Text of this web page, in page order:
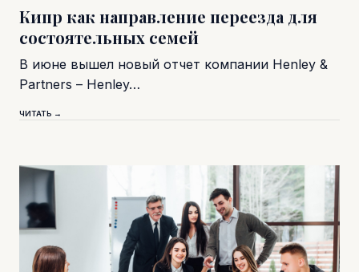
Кипр как направление переезда для
состоятельных семей
В июне вышел новый отчет компании Henley &
Partners – Henley…
ЧИТАТЬ →